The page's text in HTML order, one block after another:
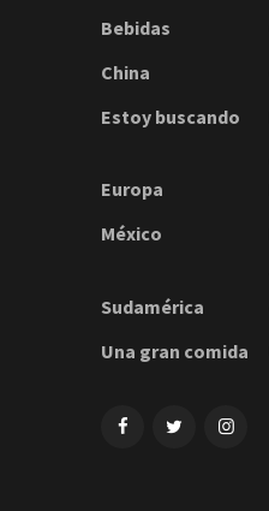
Bebidas
China
Estoy buscando
Europa
México
Sudamérica
Una gran comida